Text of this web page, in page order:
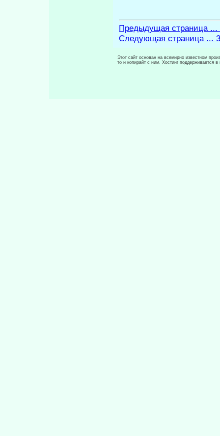
Предыдущая страница ...
Следующая страница ...
Этот сайт основан на всемирно известном
то и копирайт с ним. Хостинг поддерживается